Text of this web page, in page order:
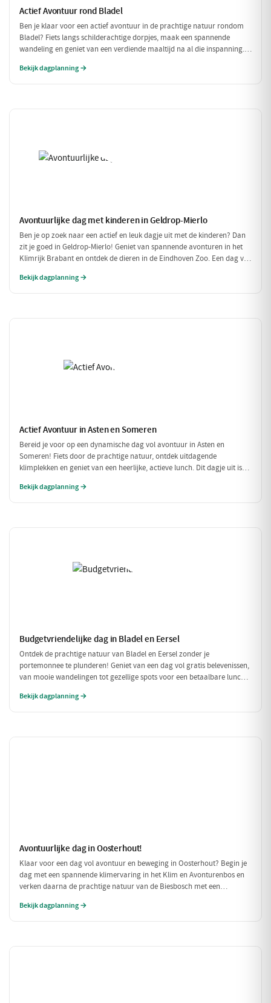
Actief Avontuur rond Bladel
Ben je klaar voor een actief avontuur in de prachtige natuur rondom
Bladel? Fiets langs schilderachtige dorpjes, maak een spannende
wandeling en geniet van een verdiende maaltijd na al die inspanning.
buiten zijn houdt!
Bekijk dagplanning →
Avontuurlijke dag met kinderen in Geldrop-Mierlo
Ben je op zoek naar een actief en leuk dagje uit met de kinderen? Dan
zit je goed in Geldrop-Mierlo! Geniet van spannende avonturen in het
Klimrijk Brabant en ontdek de dieren in de Eindhoven Zoo. Een dag vol
Bekijk dagplanning →
Actief Avontuur in Asten en Someren
Bereid je voor op een dynamische dag vol avontuur in Asten en
Someren! Fiets door de prachtige natuur, ontdek uitdagende
klimplekken en geniet van een heerlijke, actieve lunch. Dit dagje uit is
Bekijk dagplanning →
Budgetvriendelijke dag in Bladel en Eersel
Ontdek de prachtige natuur van Bladel en Eersel zonder je
portemonnee te plunderen! Geniet van een dag vol gratis belevenissen,
van mooie wandelingen tot gezellige spots voor een betaalbare lunch.
zonder dat je veel hoeft uit te geven.
Bekijk dagplanning →
Avontuurlijke dag in Oosterhout!
Klaar voor een dag vol avontuur en beweging in Oosterhout? Begin je
dag met een spannende klimervaring in het Klim en Avonturenbos en
verken daarna de prachtige natuur van de Biesbosch met een
Natuurpoortcafé BOS & Co, waar je energie krijgt voor de volgende
Bekijk dagplanning →